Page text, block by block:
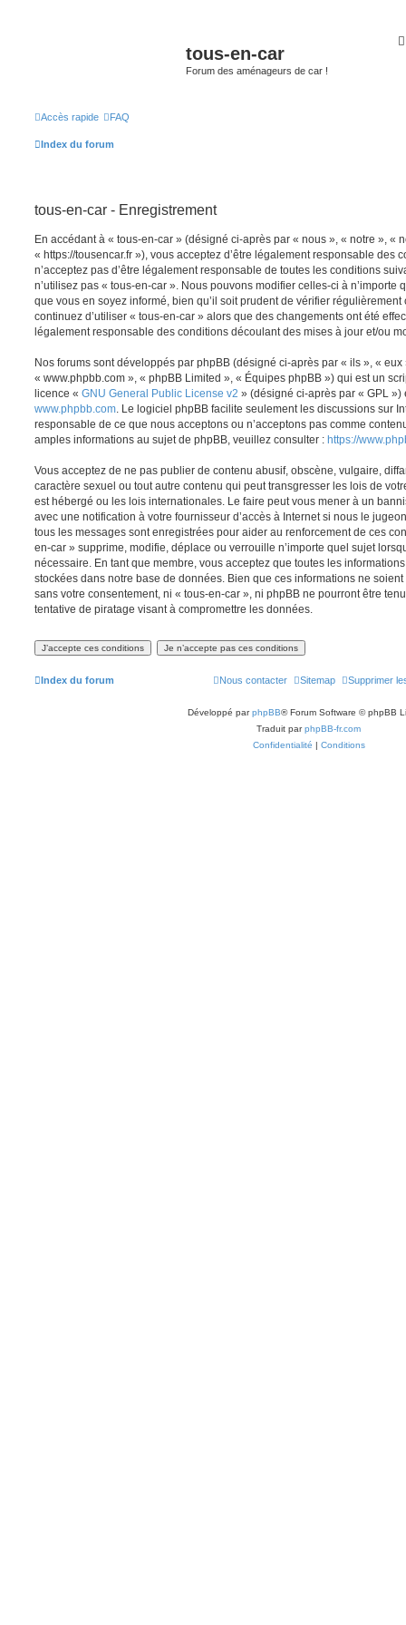
tous-en-car
Forum des aménageurs de car !
Accès rapide FAQ
Index du forum
tous-en-car - Enregistrement
En accédant à « tous-en-car » (désigné ci-après par « nous », « notre », «
« https://tousencar.fr »), vous acceptez d’être légalement responsable des
n’acceptez pas d’être légalement responsable de toutes les conditions
n’utilisez pas « tous-en-car ». Nous pouvons modifier celles-ci à n’importe
que vous en soyez informé, bien qu’il soit prudent de vérifier
continuez d’utiliser « tous-en-car » alors que des changements ont été
légalement responsable des conditions découlant des mises à jour et/ou
Nos forums sont développés par phpBB (désigné ci-après par « ils », «
« www.phpbb.com », « phpBB Limited », « Équipes phpBB ») qui est un
licence « GNU General Public License v2 » (désigné ci-après par « GPL
www.phpbb.com. Le logiciel phpBB facilite seulement les discussions sur
responsable de ce que nous acceptons ou n’acceptons pas comme
amples informations au sujet de phpBB, veuillez consulter : https://
Vous acceptez de ne pas publier de contenu abusif, obscène, vulgaire,
caractère sexuel ou tout autre contenu qui peut transgresser les lois de
est hébergé ou les lois internationales. Le faire peut vous mener à un
avec une notification à votre fournisseur d’accès à Internet si nous le
tous les messages sont enregistrées pour aider au renforcement de ces
en-car » supprime, modifie, déplace ou verrouille n’importe quel sujet
nécessaire. En tant que membre, vous acceptez que toutes les
stockées dans notre base de données. Bien que ces informations ne
sans votre consentement, ni « tous-en-car », ni phpBB ne pourront être
tentative de piratage visant à compromettre les données.
Index du forum Supprimer
Sitemap
Nous contacter
Développé parphpBB® Forum Software © phpBB
Traduit parphpBB-fr.com
Confidentialité | Conditions